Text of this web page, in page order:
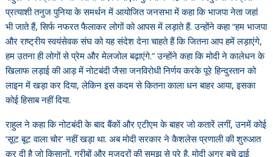
प्रत्याशी तनुज पुनिया के समर्थन में आयोजित जनसभा में कहा कि भाजपा नेता जहां
भी जाते हैं, सिर्फ नफरत फैलाकर लोगों को आपस में लड़ाते हैं. उन्होंने कहा “हम भाजपा
और राष्ट्रीय स्वयंसेवक संघ को यह संदेश देना चाहते हैं कि जितना आप हमें लड़ाएंगे,
हम उतना ही लोगों से प्रेम और मेलजोल बढ़ाएंगे.” उन्होंने कहा कि मोदी ने कालेधन के
खिलाफ लड़ाई की आड़ में नोटबंदी जैसा जनविरोधी निर्णय करके पूरे हिन्दुस्तान को
लाइन में खड़ा कर दिया, लेकिन इस कदम से कितना काला धन बाहर आया, इसका
कोई हिसाब नहीं दिया.
राहुल ने कहा कि नोटबंदी के बाद बैंकों और एटीएम के बाहर जो कतारें लगीं, उनमें कोई
‘सूट बूट वाला चोर’ नहीं खड़ा था. अब मोदी सरकार ने कैशलेस प्रणाली की शुरुआत
कर दी है जो किसानों, गरीबों और मजदूरों की समझ से परे है. मोदी अगर बचे ढाई